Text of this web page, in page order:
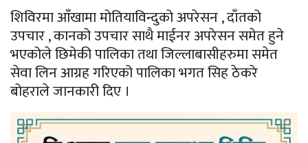
शिविरमा आँखामा मोतियाविन्दुको अपरेसन , दाँतको
उपचार , कानको उपचार साथै माईनर अपरेसन समेत हुने
भएकोले छिमेकी पालिका तथा जिल्लाबासीहरुमा समेत
सेवा लिन आग्रह गरिएको पालिका भगत सिह ठेकरे
बोहराले जानकारी दिए ।